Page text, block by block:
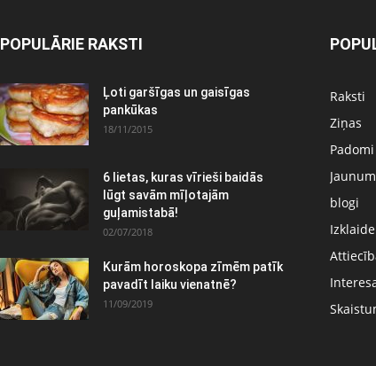
POPULĀRIE RAKSTI
Ļoti garšīgas un gaisīgas
pankūkas
18/11/2015
6 lietas, kuras vīrieši baidās
lūgt savām mīļotajām
guļamistabā!
02/07/2018
Kurām horoskopa zīmēm patīk
pavadīt laiku vienatnē?
11/09/2019
Raksti
Ziņas
Padomi
blogi
Izklaide